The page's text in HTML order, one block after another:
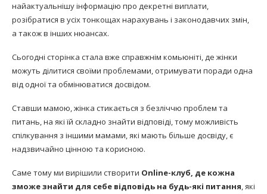
найактуальнішу інформацію про декретні виплати,
розібратися в усіх тонкощах нарахувань і законодавчих змін,
а також в інших нюансах.
Сьогодні сторінка стала вже справжнім комьюніті, де жінки
можуть ділитися своїми проблемами, отримувати поради одна
від одної та обмінюватися досвідом.
Ставши мамою, жінка стикається з безліччю проблем та
питань, на які їй складно знайти відповіді, тому можливість
спілкування з іншими мамами, які мають більше досвіду, є
надзвичайно цінною та корисною.
Саме тому ми вирішили створити Online-клуб, де кожна
зможе знайти для себе відповідь на будь-які питання, які